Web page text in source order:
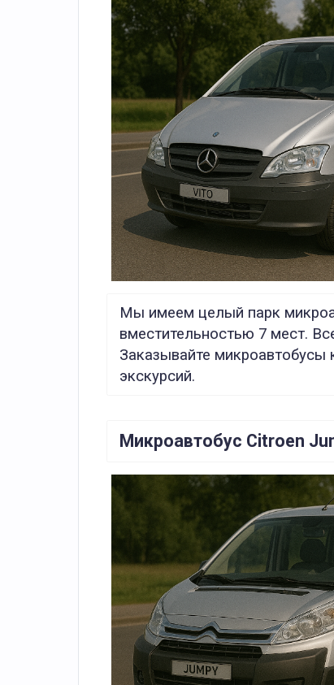
Мы имеем целый парк
вместительностью 7 мест.
Заказывайте
экскурсий.
Микроавтобус Citroen